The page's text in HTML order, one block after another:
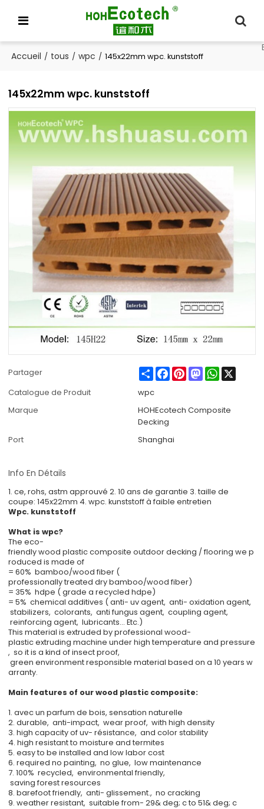
Accueil / tous / wpc / 145x22mm wpc. kunststoff
145x22mm wpc. kunststoff
Partager ShareFacebook
PinterestMastodonWhatsApp
X
Catalogue de Produit
wpc
Marque
HOHEcotech Composite
Decking
Port
Shanghai
Info En Détails
1. ce, rohs, astm approuvé 2. 10 ans de garantie 3. taille de
coupe: 145x22mm 4. wpc. kunststoff à faible entretien
Wpc. kunststoff
What is wpc?
The eco-
friendly wood plastic composite outdoor decking / flooring we p
roduced is made of
= 60% bamboo/wood fiber (
professionally treated dry bamboo/wood fiber)
= 35% hdpe ( grade a recycled hdpe)
= 5% chemical additives ( anti- uv agent, anti- oxidation agent,
stabilizers, colorants, anti fungus agent, coupling agent,
reinforcing agent, lubricants... Etc.)
This material is extruded by professional wood-
plastic extruding machine under high temperature and pressure
, so it is a kind of insect proof,
green environment responsible material based on a 10 years w
arranty.
Main features of our wood plastic composite:
1. avec un parfum de bois, sensation naturelle
2. durable, anti-impact, wear proof, with high density
3. high capacity of uv- résistance, and color stability
4. high resistant to moisture and termites
5. easy to be installed and low labor cost
6. required no painting, no glue, low maintenance
7. 100% recycled, environmental friendly,
saving forest resources
8. barefoot friendly, anti- glissement., no cracking
9. weather resistant, suitable from- 29& deg; c to 51& deg; c